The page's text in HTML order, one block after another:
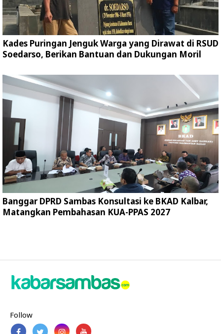
Kades Puringan Jenguk Warga yang Dirawat di RSUD
Soedarso, Berikan Bantuan dan Dukungan Moril
Banggar DPRD Sambas Konsultasi ke BKAD Kalbar,
Matangkan Pembahasan KUA-PPAS 2027
Follow